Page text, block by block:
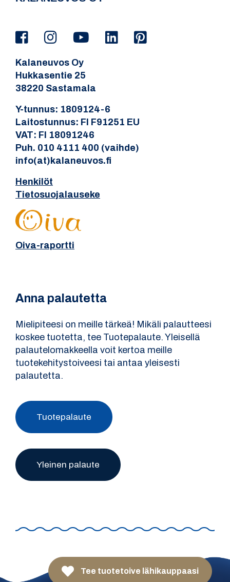
Tee tuotetoive lähikauppaasi
Kalaneuvos Oy
Hukkasentie 25
38220 Sastamala
Y-tunnus: 1809124-6
Laitostunnus: FI F91251 EU
VAT: FI 18091246
Puh. 010 4111 400 (vaihde)
info(at)kalaneuvos.fi
Henkilöt
Tietosuojalauseke
Oiva-raportti
Anna palautetta
Mielipiteesi on meille tärkeä! Mikäli palautteesi
koskee tuotetta, tee Tuotepalaute. Yleisellä
palautelomakkeella voit kertoa meille
tuotekehitystoiveesi tai antaa yleisesti
palautetta.
Tuotepalaute
Yleinen palaute